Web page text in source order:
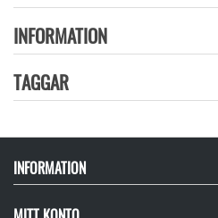
INFORMATION
TAGGAR
INFORMATION